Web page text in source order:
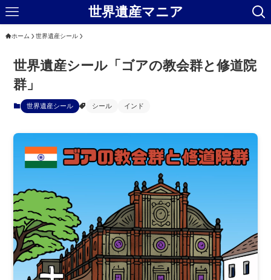
世界遺産マニア
ホーム 世界遺産シール
世界遺産シール「ゴアの教会群と修道院
群」
世界遺産シール シール インド